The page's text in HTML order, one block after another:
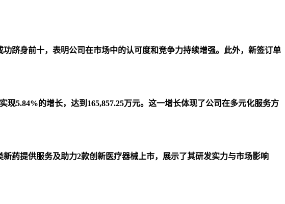
跻身前十，表明公司在市场中的认可度和竞争力持续增强。此外，新签订单
5.84%的增长，达到165,857.25万元。这一增长体现了公司在多元化服务方
药提供服务及助力2款创新医疗器械上市，展示了其研发实力与市场影响